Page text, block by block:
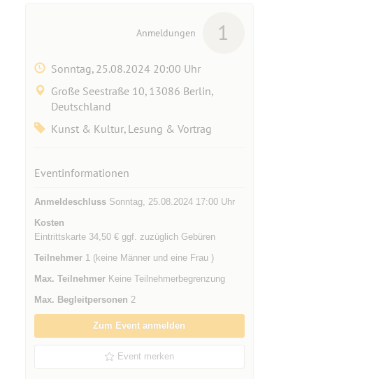
Anmeldungen 1
Sonntag, 25.08.2024 20:00 Uhr
Große Seestraße 10, 13086 Berlin,
Deutschland
Kunst & Kultur, Lesung & Vortrag
Eventinformationen
AnmeldeschlussSonntag, 25.08.2024 17:00 Uhr
Kosten
Eintrittskarte 34,50 € ggf. zuzüglich Gebüren
Teilnehmer1 (keine Männer und eine Frau )
Max. TeilnehmerKeine Teilnehmerbegrenzung
Max. Begleitpersonen 2
Zum Event anmelden
Event merken